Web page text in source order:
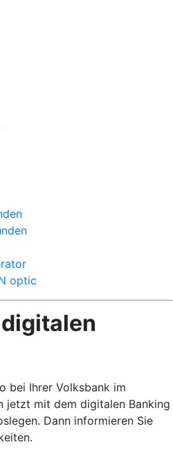
optic
bei Ihrer Volksbank im
jetzt mit dem digitalen Banking
Dann informieren Sie